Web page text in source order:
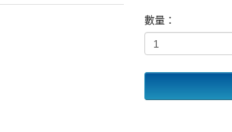
數量：